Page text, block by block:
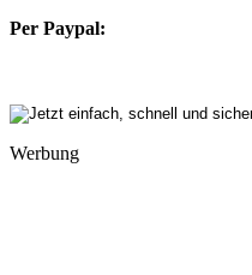
Per Paypal:
Werbung